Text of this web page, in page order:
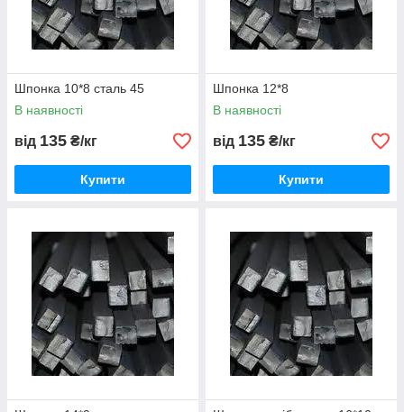
Шпонка 10*8 сталь 45
В наявності
від 135 ₴/кг
Купити
Шпонка 12*8
В наявності
від 135 ₴/кг
Купити